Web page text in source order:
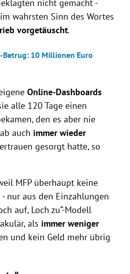
nicht gemacht -
wahrsten Sinn des Wortes
vorgetäuscht.
10 Millionen Euro
Online-Dashboards
alle 120 Tage einen
den es aber nie
auch immer wieder
gesorgt hatte, so
MFP überhaupt keine
nur aus den Einzahlungen
auf, Loch zu“-Modell
als immer weniger
und kein Geld mehr übrig